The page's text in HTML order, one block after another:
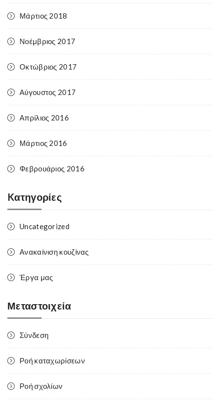
Μάρτιος 2018
Νοέμβριος 2017
Οκτώβριος 2017
Αύγουστος 2017
Απρίλιος 2016
Μάρτιος 2016
Φεβρουάριος 2016
Kατηγορίες
Uncategorized
Ανακαίνιση κουζίνας
Έργα μας
Μεταστοιχεία
Σύνδεση
Ροή καταχωρίσεων
Ροή σχολίων